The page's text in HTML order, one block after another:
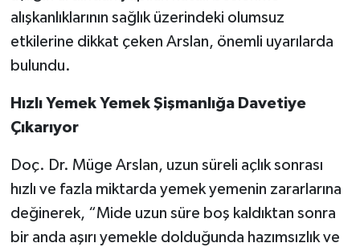
alışkanlıklarının sağlık üzerindeki olumsuz
etkilerine dikkat çeken Arslan, önemli uyarılarda
bulundu.
Hızlı Yemek Yemek Şişmanlığa Davetiye
Çıkarıyor
Doç. Dr. Müge Arslan, uzun süreli açlık sonrası
hızlı ve fazla miktarda yemek yemenin zararlarına
değinerek, “Mide uzun süre boş kaldıktan sonra
bir anda aşırı yemekle dolduğunda hazımsızlık ve